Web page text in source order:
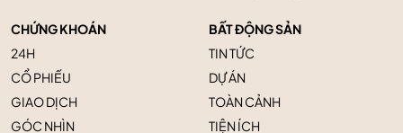
CHỨNG KHOÁN
24H
CỔ PHIẾU
GIAO DỊCH
GÓC NHÌN
BẤT ĐỘNG SẢN
TIN TỨC
DỰ ÁN
TOÀN CẢNH
TIỆN ÍCH